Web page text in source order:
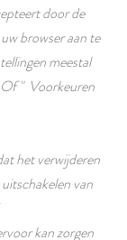
door de
browser aan te
meestal
"Voorkeuren
het verwijderen
van
kan zorgen